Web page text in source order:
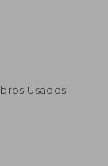
Usados